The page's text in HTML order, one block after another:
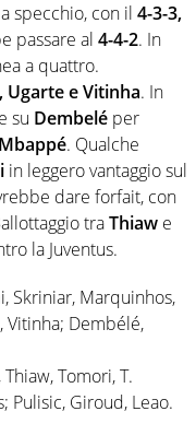
specchio, con il 4-3-3,
passare al 4-4-2. In
a quattro.
Ugarte e Vitinha. In
su Dembelé per
Mbappé. Qualche
in leggero vantaggio sul
dare forfait, con
traThiaw e
la Juventus.
Skriniar, Marquinhos,
Vitinha; Dembélé,
Tomori, T.
Pulisic, Giroud, Leao.